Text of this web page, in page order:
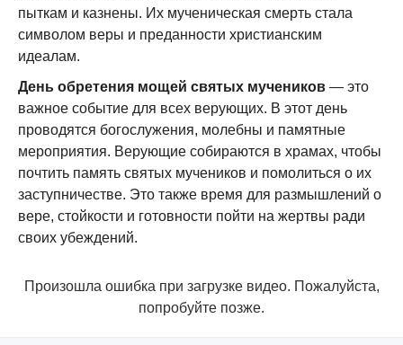
пыткам и казнены. Их мученическая смерть стала
символом веры и преданности христианским
идеалам.
День обретения мощей святых мучеников — это
важное событие для всех верующих. В этот день
проводятся богослужения, молебны и памятные
мероприятия. Верующие собираются в храмах, чтобы
почтить память святых мучеников и помолиться о их
заступничестве. Это также время для размышлений о
вере, стойкости и готовности пойти на жертвы ради
своих убеждений.
Произошла ошибка при загрузке видео. Пожалуйста,
попробуйте позже.